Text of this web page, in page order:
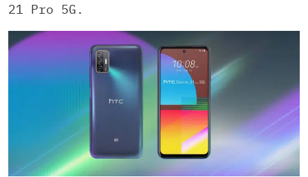
21 Pro 5G.